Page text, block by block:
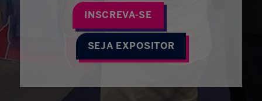
INSCREVA-SE
SEJA EXPOSITOR